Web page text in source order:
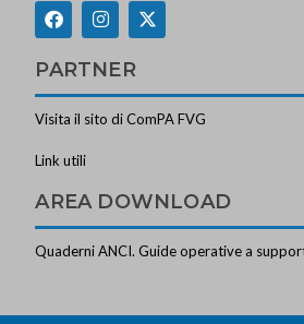
PARTNER
Visita il sito di ComPA FVG
Link utili
AREA DOWNLOAD
Quaderni ANCI. Guide operative a